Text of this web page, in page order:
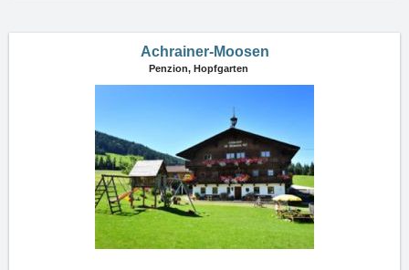
Achrainer-Moosen
Penzion, Hopfgarten